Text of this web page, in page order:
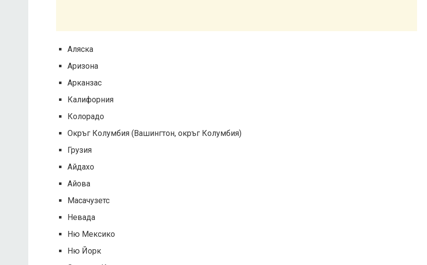
Аляска
Аризона
Арканзас
Калифорния
Колорадо
Окръг Колумбия (Вашингтон, окръг Колумбия)
Грузия
Айдахо
Айова
Масачузетс
Невада
Ню Мексико
Ню Йорк